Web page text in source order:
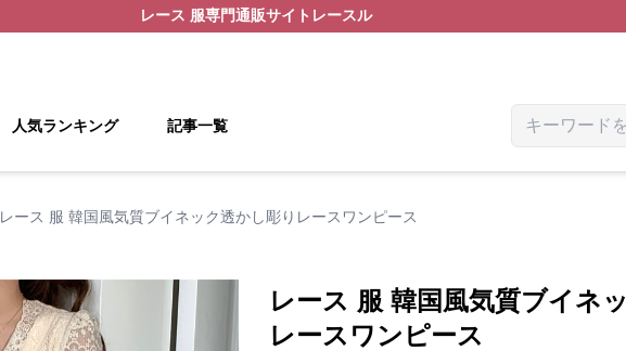
レース 服専門通販サイト レースル
人気ランキング 記事一覧
レース 服 韓国風気質ブイネック透かし彫りレースワンピース
レース 服 韓国風気質ブイネ
レースワンピース